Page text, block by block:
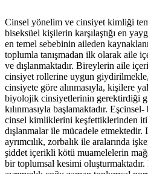
Cinsel yönelim ve cinsiyet kimliği
biseksüel kişilerin karşılaştığı en
en temel sebebinin aileden
toplumla tanışmadan ilk olarak aile
ve dışlanmaktadır. Bireylerin aile
cinsiyet rollerine uygun
cinsiyete göre alınmasıyla, kişilere
biyolojik cinsiyetlerinin gerektirdiği
kılınmasıyla başlamaktadır.
cinsel kimliklerini keşfettiklerinden
dışlanmalar ile mücadele
ayrımcılık, zorbalık ile aralarında
şiddet içerikli kötü muamelelerin
bir toplumsal kesimi